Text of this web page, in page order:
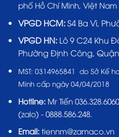
phố Hồ Chí Minh, Việt Nam
VPGD HCM:S4 Ba Vì,
VPGD HN:Lô 9 C24 Khu
Phường Định Công,
MST: 0314965841 do Sở Kế
Minh cấp ngày 04/04/2018
Hotline: Mr Tiến 036.328.6060
(zalo) - 0888.586.248.
Email:tiennm@zamaco.vn